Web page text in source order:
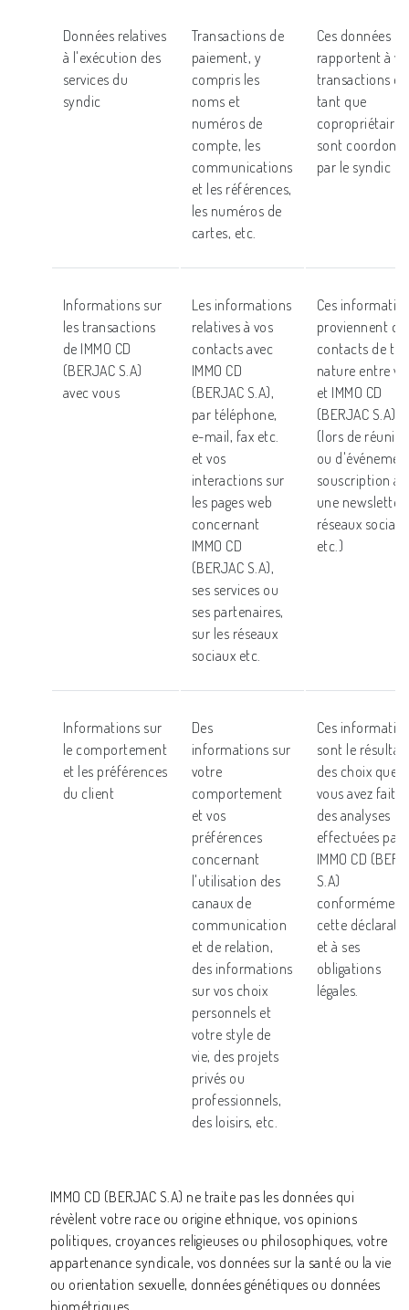
Données relatives
à l'exécution des
services du
syndic
Transactions de
paiement, y
compris les
noms et
numéros de
compte, les
communications
et les références,
les numéros de
cartes, etc.
Ces données se
rapportent à
transactions en
tant que
copropriétaire
sont
par le syndic
Informations sur
les transactions
de IMMO CD
(BERJAC S.A)
avec vous
Les informations
relatives à vos
contacts avec
IMMO CD
(BERJAC S.A),
par téléphone,
e-mail, fax etc.
et vos
interactions sur
les pages web
concernant
IMMO CD
(BERJAC S.A),
ses services ou
ses partenaires,
sur les réseaux
sociaux etc.
Ces
proviennent de
contacts de
nature entre
et IMMO CD
(BERJAC S.A)
(lors de
ou
souscription à
une newsletter,
réseaux
etc.)
Informations sur
le comportement
et les préférences
du client
Des
informations sur
votre
comportement
et vos
préférences
concernant
l'utilisation des
canaux de
communication
et de relation,
des informations
sur vos choix
personnels et
votre style de
vie, des projets
privés ou
professionnels,
des loisirs, etc.
Ces
sont le résultat
des choix que
vous avez faits
des analyses
effectuées par
IMMO CD
S.A)
cette
et à ses
obligations
légales.
IMMO CD (BERJAC S.A) ne traite pas les données qui
révèlent votre race ou origine ethnique, vos opinions
politiques, croyances religieuses ou philosophiques, votre
appartenance syndicale, vos données sur la santé ou la vie
ou orientation sexuelle, données génétiques ou données